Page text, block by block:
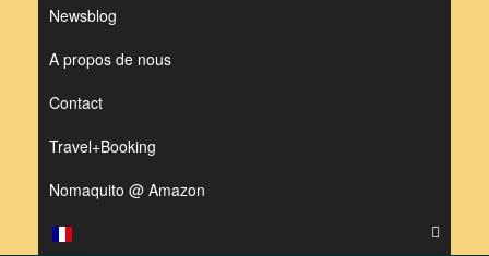
Newsblog
A propos de nous
Contact
Travel+Booking
Nomaquito @ Amazon